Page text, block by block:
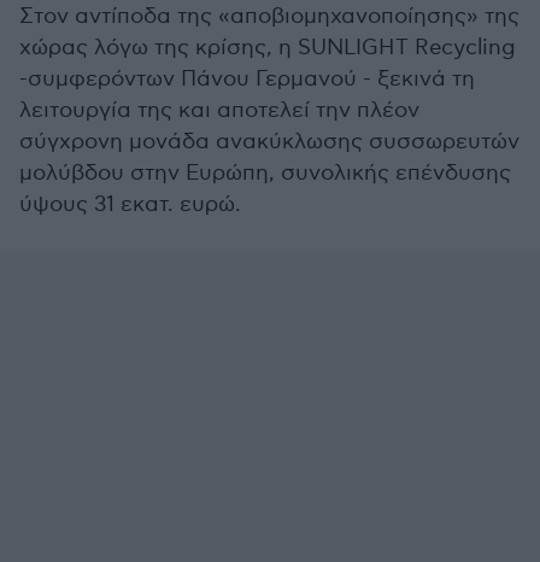
Στον αντίποδα της «αποβιομηχανοποίησης» της
χώρας λόγω της κρίσης, η SUNLIGHT Recycling
-συμφερόντων Πάνου Γερμανού - ξεκινά τη
λειτουργία της και αποτελεί την πλέον
σύγχρονη μονάδα ανακύκλωσης συσσωρευτών
μολύβδου στην Ευρώπη, συνολικής επένδυσης
ύψους 31 εκατ. ευρώ.